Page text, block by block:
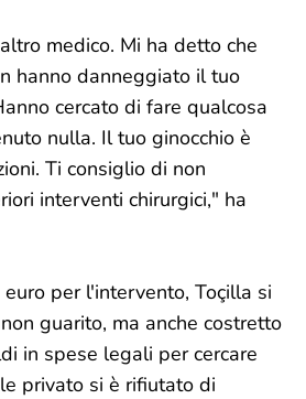
medico. Mi ha detto che
hanno danneggiato il tuo
cercato di fare qualcosa
nulla. Il tuo ginocchio è
Ti consiglio di non
interventi chirurgici," ha
per l'intervento, Toçilla si
guarito, ma anche costretto
in spese legali per cercare
privato si è rifiutato di